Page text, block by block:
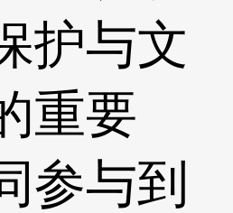
护与文
重要
参与到